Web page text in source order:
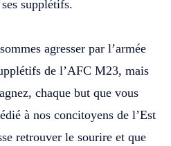
supplétifs.
agresser par l’armée
de l’AFC M23, mais
chaque but que vous
à nos concitoyens de l’Est
retrouver le sourire et que